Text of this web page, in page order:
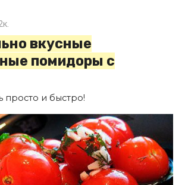
вкусные
помидоры с
просто и быстро!